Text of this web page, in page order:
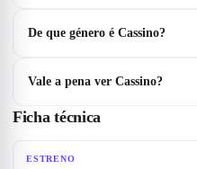
De que género é Cassino?
Vale a pena ver Cassino?
Ficha técnica
ESTRENO